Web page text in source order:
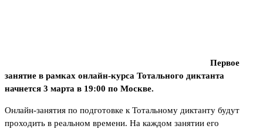
Первое
занятие в рамках онлайн-курса Тотального диктанта
начнется 3 марта в 19:00 по Москве.
Онлайн-занятия по подготовке к Тотальному диктанту будут
проходить в реальном времени. На каждом занятии его